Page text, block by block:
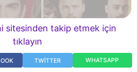
sitesinden takip etmek için
tıklayın
TWITTER WHATSAPP